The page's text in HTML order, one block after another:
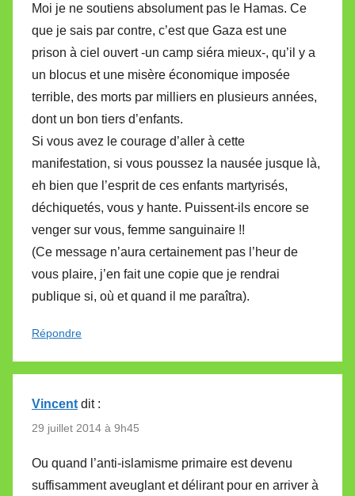
Moi je ne soutiens absolument pas le Hamas. Ce
que je sais par contre, c’est que Gaza est une
prison à ciel ouvert -un camp siéra mieux-, qu’il y a
un blocus et une misère économique imposée
terrible, des morts par milliers en plusieurs années,
dont un bon tiers d’enfants.
Si vous avez le courage d’aller à cette
manifestation, si vous poussez la nausée jusque là,
eh bien que l’esprit de ces enfants martyrisés,
déchiquetés, vous y hante. Puissent-ils encore se
venger sur vous, femme sanguinaire !!
(Ce message n’aura certainement pas l’heur de
vous plaire, j’en fait une copie que je rendrai
publique si, où et quand il me paraîtra).
Répondre
Vincent dit :
29 juillet 2014 à 9h45
Ou quand l’anti-islamisme primaire est devenu
suffisamment aveuglant et délirant pour en arriver à